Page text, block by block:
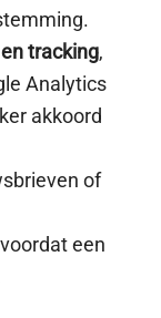
tracking,
Analytics
akkoord
of
een